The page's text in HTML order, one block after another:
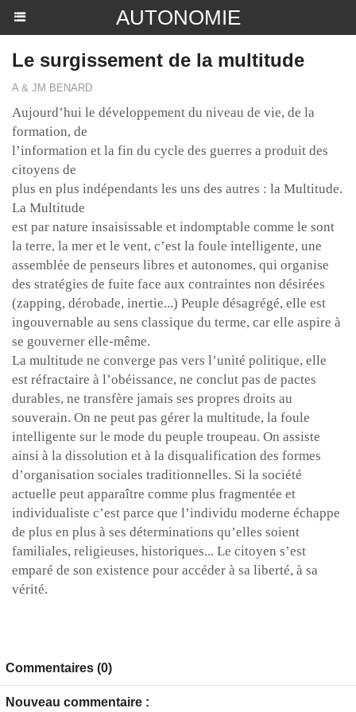
AUTONOMIE
Le surgissement de la multitude
A & JM BENARD
Aujourd’hui le développement du niveau de vie, de la
formation, de
l’information et la fin du cycle des guerres a produit des
citoyens de
plus en plus indépendants les uns des autres : la Multitude.
La Multitude
est par nature insaisissable et indomptable comme le sont
la terre, la mer et le vent, c’est la foule intelligente, une
assemblée de penseurs libres et autonomes, qui organise
des stratégies de fuite face aux contraintes non désirées
(zapping, dérobade, inertie...) Peuple désagrégé, elle est
ingouvernable au sens classique du terme, car elle aspire à
se gouverner elle-même.
La multitude ne converge pas vers l’unité politique, elle
est réfractaire à l’obéissance, ne conclut pas de pactes
durables, ne transfère jamais ses propres droits au
souverain. On ne peut pas gérer la multitude, la foule
intelligente sur le mode du peuple troupeau. On assiste
ainsi à la dissolution et à la disqualification des formes
d’organisation sociales traditionnelles. Si la société
actuelle peut apparaître comme plus fragmentée et
individualiste c’est parce que l’individu moderne échappe
de plus en plus à ses déterminations qu’elles soient
familiales, religieuses, historiques... Le citoyen s’est
emparé de son existence pour accéder à sa liberté, à sa
vérité.
Commentaires (0)
Nouveau commentaire :